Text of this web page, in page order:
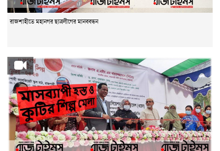
রাজশাহীতে মহানগর ছাত্রলীগের মানববন্ধন